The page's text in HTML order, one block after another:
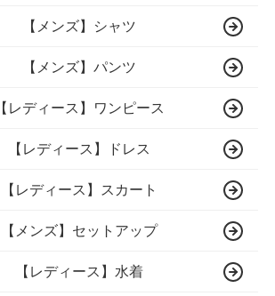
【メンズ】シャツ
【メンズ】パンツ
【レディース】ワンピース
【レディース】ドレス
【レディース】スカート
【メンズ】セットアップ
【レディース】水着